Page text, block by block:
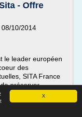
X
- Offre
10/2014
le leader européen
des
SITA France
préserver
durable,